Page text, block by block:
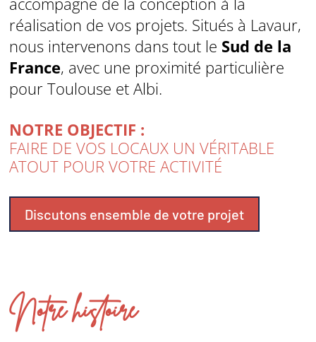
réalisation de vos projets. Situés à Lavaur,
nous intervenons dans tout le Sud de la
France, avec une proximité particulière
pour Toulouse et Albi.
NOTRE OBJECTIF :
FAIRE DE VOS LOCAUX UN VÉRITABLE
ATOUT POUR VOTRE ACTIVITÉ
Discutons ensemble de votre projet
Notre histoire